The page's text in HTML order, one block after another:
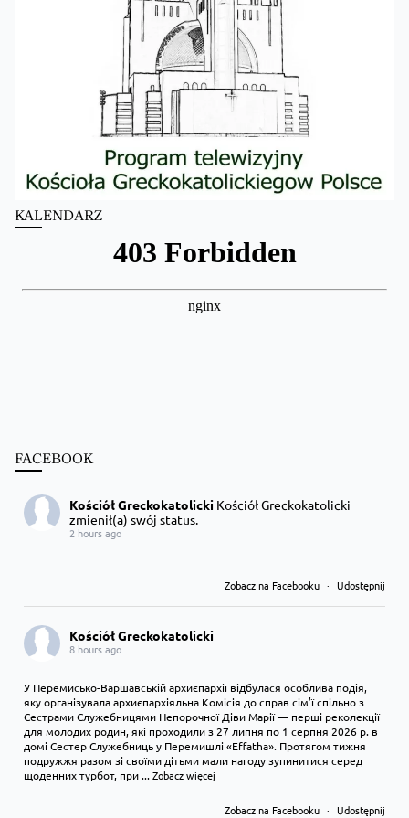
KALENDARZ
FACEBOOK
Kościół Greckokatolicki Kościół Greckokatolicki
zmienił(a) swój status.
2 hours ago
Zobacz na Facebooku · Udostępnij
Kościół Greckokatolicki
8 hours ago
У Перемисько-Варшавській архиєпархії відбулася особлива подія,
яку організувала архиєпархіяльна Комісія до справ сім’ї спільно з
Сестрами Служебницями Непорочної Діви Марії — перші реколекції
для молодих родин, які проходили з 27 липня по 1 серпня 2026 р. в
домі Сестер Служебниць у Перемишлі «Effatha». Протягом тижня
подружжя разом зі своїми дітьми мали нагоду зупинитися серед
щоденних турбот, при...Zobacz więcej
Zobacz na Facebooku · Udostępnij